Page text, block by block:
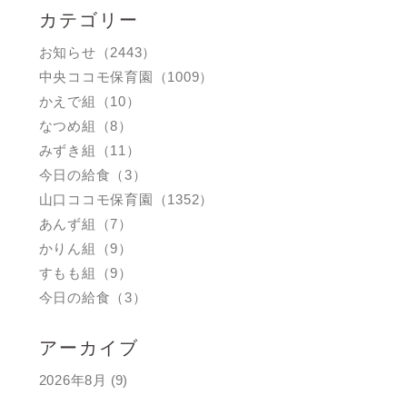
カテゴリー
お知らせ（2443）
中央ココモ保育園（1009）
かえで組（10）
なつめ組（8）
みずき組（11）
今日の給食（3）
山口ココモ保育園（1352）
あんず組（7）
かりん組（9）
すもも組（9）
今日の給食（3）
アーカイブ
2026年8月 (9)